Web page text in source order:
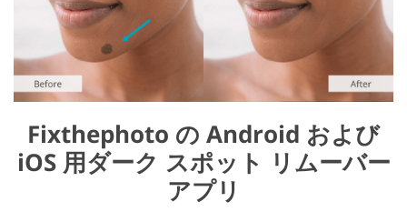
Fixthephoto の Android および
iOS 用ダーク スポット リムーバー
アプリ